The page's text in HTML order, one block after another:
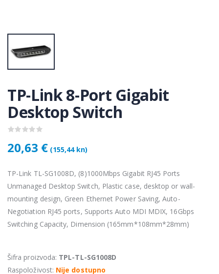
TP-Link 8-Port Gigabit
Desktop Switch
20,63 € (155,44 kn)
TP-Link TL-SG1008D, (8)1000Mbps Gigabit RJ45 Ports
Unmanaged Desktop Switch, Plastic case, desktop or wall-
mounting design, Green Ethernet Power Saving, Auto-
Negotiation RJ45 ports, Supports Auto MDI MDIX, 16Gbps
Switching Capacity, Dimension (165mm*108mm*28mm)
Šifra proizvoda: TPL-TL-SG1008D
Raspoloživost: Nije dostupno
€
€
Lenovo ThinkPad T14s Gen2 i5-1145G7, 16GB, 256GB SSD + 24' 2k USB-C
749,00 €